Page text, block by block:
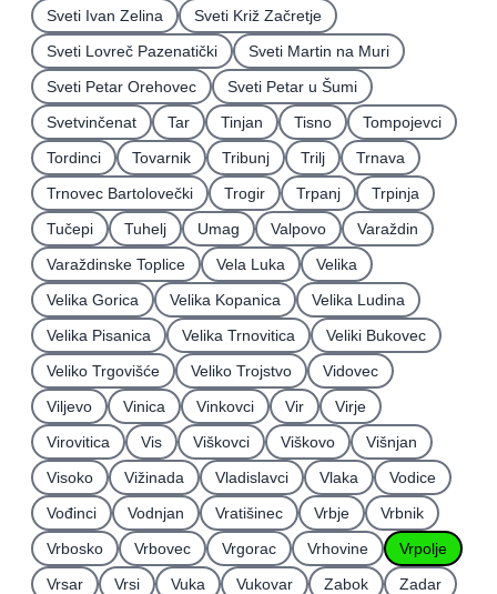
Sveti Ivan Zelina
Sveti Križ Začretje
Sveti Lovreč Pazenatički
Sveti Martin na Muri
Sveti Petar Orehovec
Sveti Petar u Šumi
Svetvinčenat
Tar Tinjan Tisno
Tompojevci
Tordinci
Tovarnik Tribunj Trilj
Trnava
Trnovec Bartolovečki
Trogir Trpanj
Trpinja
Tučepi
Tuhelj Umag Valpovo
Varaždin
Varaždinske Toplice
Vela Luka
Velika
Velika Gorica
Velika Kopanica
Velika Ludina
Velika Pisanica
Velika Trnovitica
Veliki Bukovec
Veliko Trgovišće
Veliko Trojstvo
Vidovec
Viljevo
Vinica Vinkovci Vir
Virje
Virovitica
Vis Viškovci Viškovo
Višnjan
Visoko
Vižinada Vladislavci Vlaka
Vodice
Vođinci
Vodnjan Vratišinec Vrbje
Vrbnik
Vrbosko
Vrbovec Vrgorac Vrhovine
Vrpolje
Vrsar
Vrsi Vuka Vukovar Zabok
Zadar